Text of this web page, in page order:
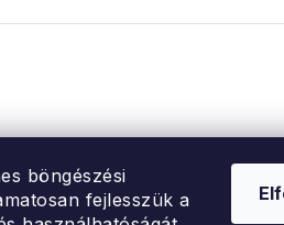
böngészési
fejlesszük a